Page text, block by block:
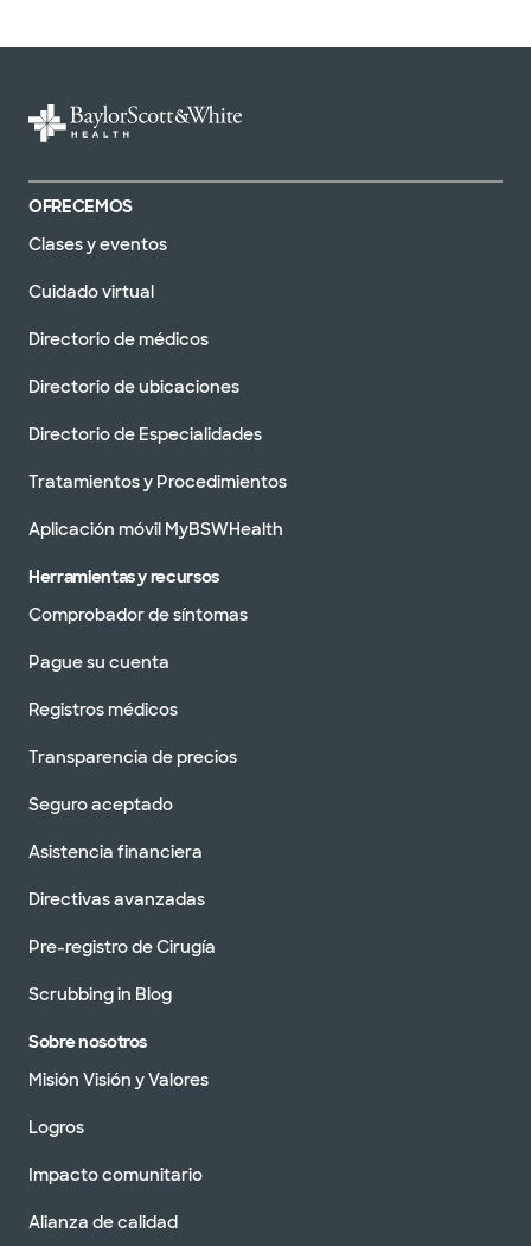
OFRECEMOS
Clases y eventos
Cuidado virtual
Directorio de médicos
Directorio de ubicaciones
Directorio de Especialidades
Tratamientos y Procedimientos
Aplicación móvil MyBSWHealth
Herramientas y recursos
Comprobador de síntomas
Pague su cuenta
Registros médicos
Transparencia de precios
Seguro aceptado
Asistencia financiera
Directivas avanzadas
Pre-registro de Cirugía
Scrubbing in Blog
Sobre nosotros
Misión Visión y Valores
Logros
Impacto comunitario
Alianza de calidad